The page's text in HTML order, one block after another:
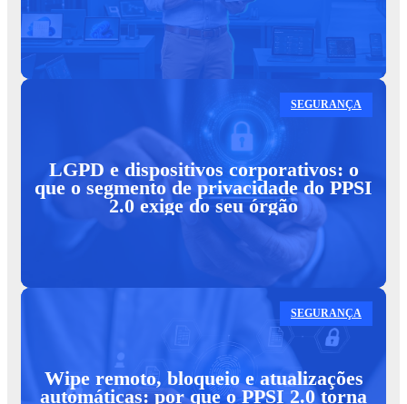
SEGURANÇA
LGPD e dispositivos corporativos: o
que o segmento de privacidade do PPSI
2.0 exige do seu órgão
SEGURANÇA
Wipe remoto, bloqueio e atualizações
automáticas: por que o PPSI 2.0 torna